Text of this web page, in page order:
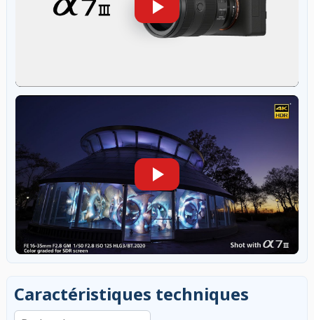
Caractéristiques techniques
Rechercher dans les caractéristiques